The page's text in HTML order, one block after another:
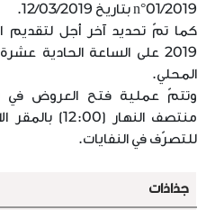
n°01/2019 بتاريخ 12/03/2019.
المحلي.
وتتمّ عملية فتح العروض في
منتصف النهار
للتصرّف في النفايات.
جذاذات